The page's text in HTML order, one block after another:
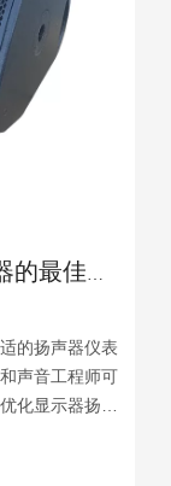
佳仪表
的扬声器仪表
声音工程师可
化显示器扬声